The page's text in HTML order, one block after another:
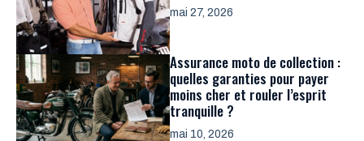
mai 27, 2026
Assurance moto de collection :
quelles garanties pour payer
moins cher et rouler l’esprit
tranquille ?
mai 10, 2026